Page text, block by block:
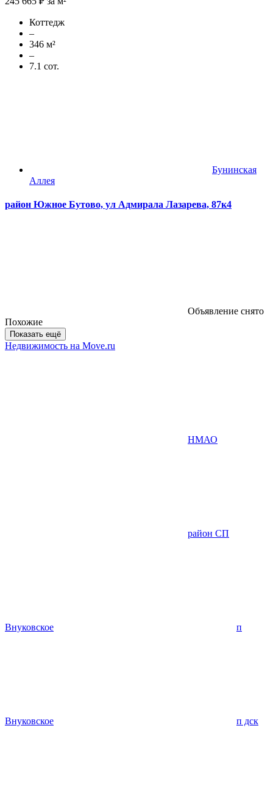
Коттедж
–
346 м²
–
7.1 сот.
Бунинская
Аллея
район Южное Бутово, ул Адмирала Лазарева, 87к4
Объявление снято
Похожие
Показать ещё
Недвижимость на Move.ru
НМАО
район СП
Внуковское п
Внуковское п дск